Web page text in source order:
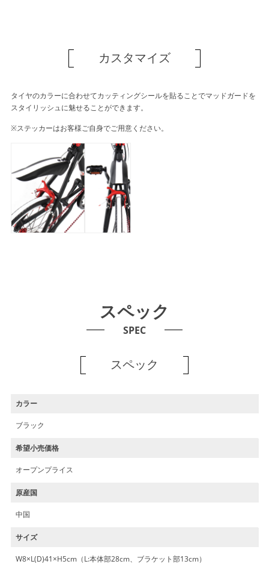
カスタマイズ
タイヤのカラーに合わせてカッティングシールを貼ることでマッドガードを
スタイリッシュに魅せることができます。
※ステッカーはお客様ご自身でご用意ください。
スペック
SPEC
スペック
カラー
ブラック
希望小売価格
オープンプライス
原産国
中国
サイズ
W8×L(D)41×H5cm（L:本体部28cm、ブラケット部13cm）